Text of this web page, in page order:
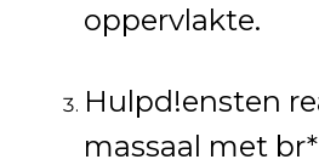
oppervlakte.
Hulpd!ensten
massaal met